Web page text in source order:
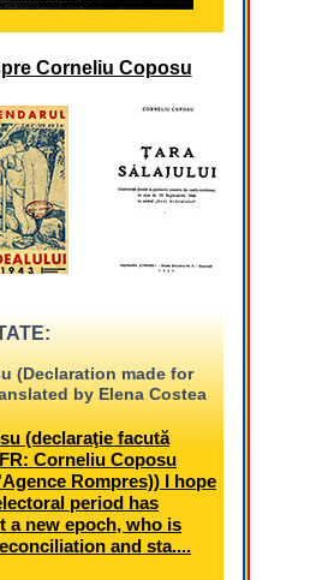
Corneliu Coposu
(Declaration made for
by Elena Costea
(declaraţie facută
Corneliu Coposu
Rompres)) I hope
period has
a new epoch, who is
and sta....